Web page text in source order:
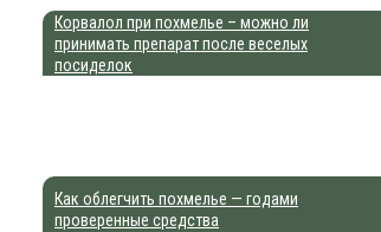
Корвалол при похмелье – можно ли
принимать препарат после веселых
посиделок
Как облегчить похмелье — годами
проверенные средства